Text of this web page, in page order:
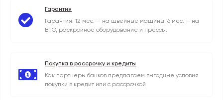
Гарантия
Гарантия: 12 мес. — на швейные машины; 6 мес. — на
ВТО, раскройное оборудование и прессы.
Покупка в рассрочку и кредиты
Как партнеры банков предлагаем выгодные условия
покупки в кредит или с рассрочкой